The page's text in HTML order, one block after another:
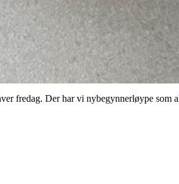
fredag. Der har vi nybegynnerløype som